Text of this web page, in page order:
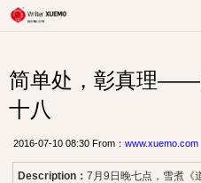
简单处，彰真理——
十八
2016-07-10 08:30 From： www.xuemo.com
Description： 7月9日晚七点，雪煮《